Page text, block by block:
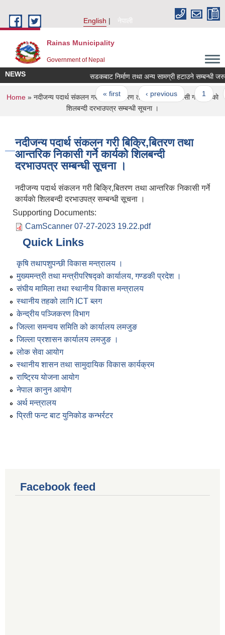
English
नेपाली
Rainas Municipality
Government of Nepal
NEWS सडकबाट निर्माण तथा अन्य सामग्री हटाउने
Pages
« first ‹ previous 1
You are here
Home » नदीजन्य पदार्थ संकलन गरी बिक्रि,बितरण तथा आन्तरिक निकासी गर्ने कार्यकाे
शिलबन्दी दरभाउपत्र सम्बन्धी सूचना ।
नदीजन्य पदार्थ संकलन गरी बिक्रि,बितरण तथा
आन्तरिक निकासी गर्ने कार्यकाे शिलबन्दी
दरभाउपत्र सम्बन्धी सूचना ।
नदीजन्य पदार्थ संकलन गरी बिक्रि,बितरण तथा आन्तरिक निकासी गर्ने
कार्यकाे शिलबन्दी दरभाउपत्र सम्बन्धी सूचना ।
Supporting Documents:
CamScanner 07-27-2023 19.22.pdf
Quick Links
कृषि तथापशुपन्छी विकास मन्त्रालय ।
मुख्यमन्त्री तथा मन्त्रीपरिषद्को कार्यालय, गण्डकी प्रदेश ।
संघीय मामिला तथा स्थानीय विकास मन्त्रालय
स्थानीय तहको लागि ICT ब्लग
केन्द्रीय पञ्जिकरण विभाग
जिल्ला समन्वय समिति को कार्यालय लमजुङ
जिल्ला प्रशासन कार्यालय लमजुङ ।
लोक सेवा आयोग
स्थानीय शासन तथा सामुदायिक विकास कार्यक्रम
राष्ट्रिय योजना आयोग
नेपाल कानुन आयोग
अर्थ मन्त्रालय
प्रिती फन्ट बाट युनिकोड कन्भर्रटर
Facebook feed